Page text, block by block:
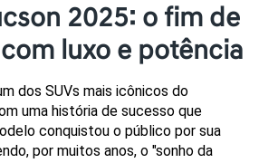
2025: o fim de
luxo e potência
dos SUVs mais icônicos do
uma história de sucesso que
conquistou o público por sua
por muitos anos, o "sonho da